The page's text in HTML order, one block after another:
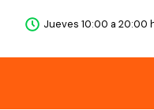
Jueves 10:00 a 20:00